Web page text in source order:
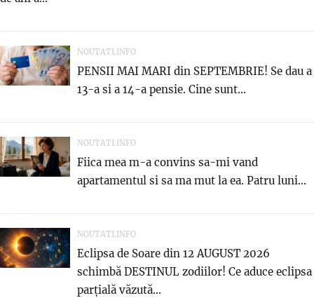
NOUTATI.INFO
PENSII MAI MARI din SEPTEMBRIE! Se dau a
13-a si a 14-a pensie. Cine sunt...
NOUTATI.INFO
Fiica mea m-a convins sa-mi vand
apartamentul si sa ma mut la ea. Patru luni...
NOUTATI.INFO
Eclipsa de Soare din 12 AUGUST 2026
schimbă DESTINUL zodiilor! Ce aduce eclipsa
parțială văzută...